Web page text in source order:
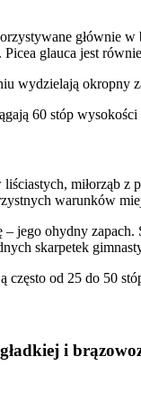
glauca jest
wydzielają
60 stóp
warunków
jego ohydny
skarpetek
od 25 do 50
i